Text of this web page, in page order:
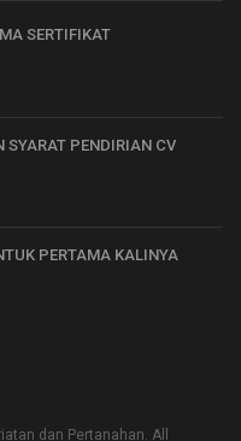
SERTIFIKAT
SYARAT PENDIRIAN CV
PERTAMA KALINYA
dan Pertanahan. All